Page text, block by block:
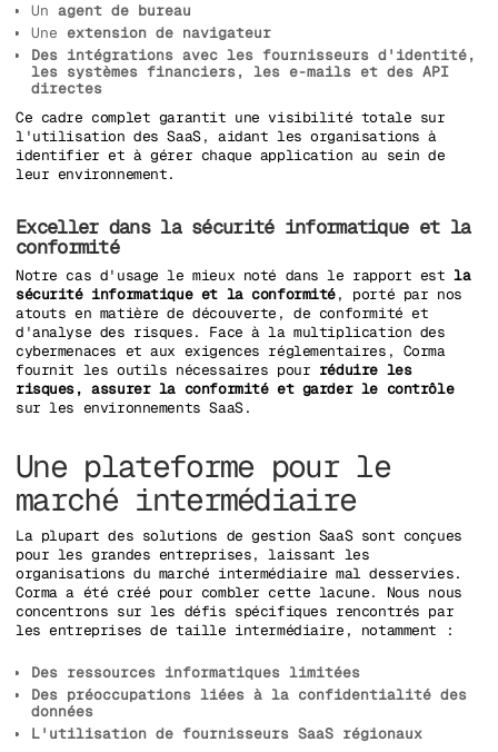
Un agent de bureau
Une extension de navigateur
Des intégrations avec les fournisseurs d'identité,
les systèmes financiers, les e-mails et des API
directes
Ce cadre complet garantit une visibilité totale sur
l'utilisation des SaaS, aidant les organisations à
identifier et à gérer chaque application au sein de
leur environnement.
Exceller dans la sécurité informatique et la
conformité
Notre cas d'usage le mieux noté dans le rapport estla
sécurité informatique et la conformité, porté par nos
atouts en matière de découverte, de conformité et
d'analyse des risques. Face à la multiplication des
cybermenaces et aux exigences réglementaires, Corma
fournit les outils nécessaires pour réduire les
risques, assurer la conformité et garder le contrôle
sur les environnements SaaS.
Une plateforme pour le
marché intermédiaire
La plupart des solutions de gestion SaaS sont conçues
pour les grandes entreprises, laissant les
organisations du marché intermédiaire mal desservies.
Corma a été créé pour combler cette lacune. Nous nous
concentrons sur les défis spécifiques rencontrés par
les entreprises de taille intermédiaire, notamment :
Des ressources informatiques limitées
Des préoccupations liées à la confidentialité des
données
L'utilisation de fournisseurs SaaS régionaux